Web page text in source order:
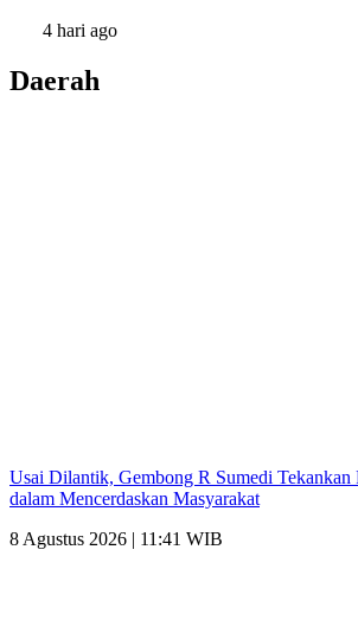
4 hari ago
Daerah
Usai Dilantik, Gembong R Sumedi
dalam Mencerdaskan Masyarakat
8 Agustus 2026 | 11:41 WIB